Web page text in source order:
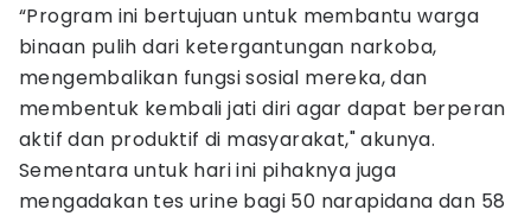
“Program ini bertujuan untuk membantu warga
binaan pulih dari ketergantungan narkoba,
mengembalikan fungsi sosial mereka, dan
membentuk kembali jati diri agar dapat berperan
aktif dan produktif di masyarakat," akunya.
Sementara untuk hari ini pihaknya juga
mengadakan tes urine bagi 50 narapidana dan 58